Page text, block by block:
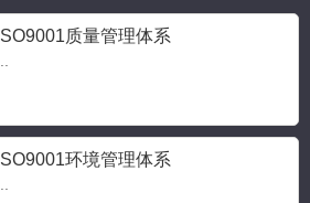
ISO9001质量管理体系
ISO9001环境管理体系